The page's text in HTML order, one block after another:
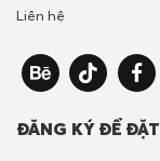
Liên hệ
ĐĂNG KÝ ĐỂ